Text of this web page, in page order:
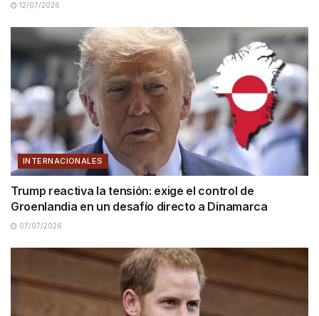
12/07/2026
INTERNACIONALES
Trump reactiva la tensión: exige el control de
Groenlandia en un desafío directo a Dinamarca
07/07/2026